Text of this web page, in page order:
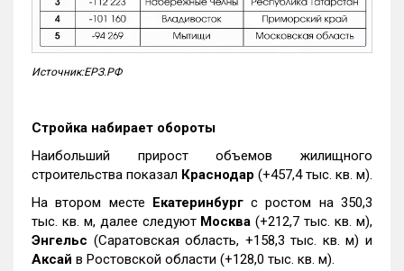
Источник:ЕРЗ.РФ
Стройка набирает обороты
Наибольший прирост объемов жилищного
строительства показал Краснодар (+457,4 тыс. кв. м).
На втором месте Екатеринбургс ростом на 350,3
тыс. кв. м, далее следуют Москва (+212,7 тыс. кв. м),
Энгельс (Саратовская область, +158,3 тыс. кв. м) и
Аксай в Ростовской области (+128,0 тыс. кв. м).